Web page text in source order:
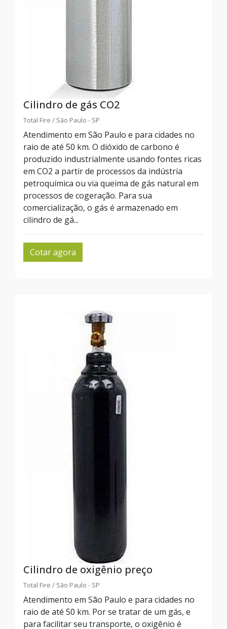
Cilindro de gás CO2
Total Fire / São Paulo - SP
Atendimento em São Paulo e para cidades no
raio de até 50 km. O dióxido de carbono é
produzido industrialmente usando fontes ricas
em CO2 a partir de processos da indústria
petroquímica ou via queima de gás natural em
processos de cogeração. Para sua
comercialização, o gás é armazenado em
cilindro de gá...
Cotar agora
Cilindro de oxigênio preço
Total Fire / São Paulo - SP
Atendimento em São Paulo e para cidades no
raio de até 50 km. Por se tratar de um gás, e
para facilitar seu transporte, o oxigênio é